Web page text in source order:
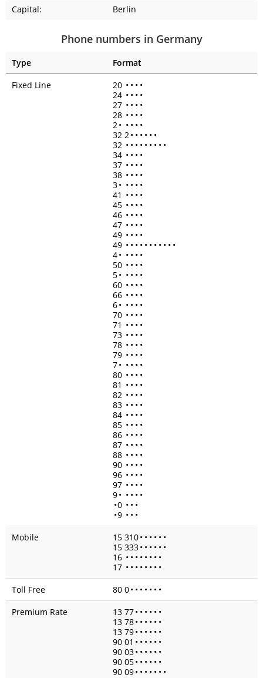
Capital:
Berlin
Phone numbers in Germany
Type
Format
Fixed Line
20 • • • •
24 • • • •
27 • • • •
28 • • • •
2• • • • •
32 2• • • • • •
32 • • • • • • • • •
34 • • • •
37 • • • •
38 • • • •
3• • • • •
41 • • • •
45 • • • •
46 • • • •
47 • • • •
49 • • • •
49 • • • • • • • • • • •
4• • • • •
50 • • • •
5• • • • •
60 • • • •
66 • • • •
6• • • • •
70 • • • •
71 • • • •
73 • • • •
78 • • • •
79 • • • •
7• • • • •
80 • • • •
81 • • • •
82 • • • •
83 • • • •
84 • • • •
85 • • • •
86 • • • •
87 • • • •
88 • • • •
90 • • • •
96 • • • •
97 • • • •
9• • • • •
•0 • • •
•9 • • •
Mobile
15 310• • • • • •
15 333• • • • • •
16 • • • • • • • •
17 • • • • • • • •
Toll Free
80 0• • • • • • •
Premium Rate
13 77• • • • • •
13 78• • • • • •
13 79• • • • • •
90 01 • • • • • •
90 03• • • • • •
90 05• • • • • •
90 09• • • • • • •